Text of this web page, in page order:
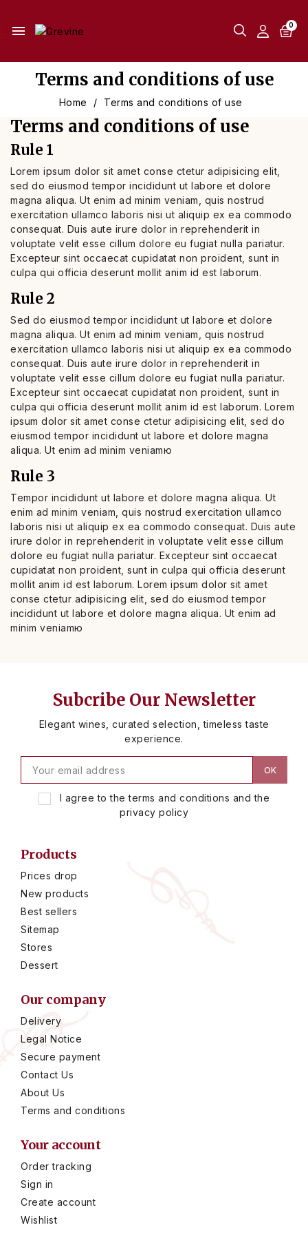
menu
Terms and conditions of use
Home Terms and conditions of use
Terms and conditions of use
Rule 1
Lorem ipsum dolor sit amet conse ctetur adipisicing elit,
sed do eiusmod tempor incididunt ut labore et dolore
magna aliqua. Ut enim ad minim veniam, quis nostrud
exercitation ullamco laboris nisi ut aliquip ex ea commodo
consequat. Duis aute irure dolor in reprehenderit in
voluptate velit esse cillum dolore eu fugiat nulla pariatur.
Excepteur sint occaecat cupidatat non proident, sunt in
culpa qui officia deserunt mollit anim id est laborum.
Rule 2
Sed do eiusmod tempor incididunt ut labore et dolore
magna aliqua. Ut enim ad minim veniam, quis nostrud
exercitation ullamco laboris nisi ut aliquip ex ea commodo
consequat. Duis aute irure dolor in reprehenderit in
voluptate velit esse cillum dolore eu fugiat nulla pariatur.
Excepteur sint occaecat cupidatat non proident, sunt in
culpa qui officia deserunt mollit anim id est laborum. Lorem
ipsum dolor sit amet conse ctetur adipisicing elit, sed do
eiusmod tempor incididunt ut labore et dolore magna
aliqua. Ut enim ad minim veniamю
Rule 3
Tempor incididunt ut labore et dolore magna aliqua. Ut
enim ad minim veniam, quis nostrud exercitation ullamco
laboris nisi ut aliquip ex ea commodo consequat. Duis aute
irure dolor in reprehenderit in voluptate velit esse cillum
dolore eu fugiat nulla pariatur. Excepteur sint occaecat
cupidatat non proident, sunt in culpa qui officia deserunt
mollit anim id est laborum. Lorem ipsum dolor sit amet
conse ctetur adipisicing elit, sed do eiusmod tempor
incididunt ut labore et dolore magna aliqua. Ut enim ad
minim veniamю
Subcribe Our Newsletter
Elegant wines, curated selection, timeless taste
experience.
I agree to the terms and conditions and the
privacy policy
Products
Prices drop
New products
Best sellers
Sitemap
Stores
Dessert
Our company
Delivery
Legal Notice
Secure payment
Contact Us
About Us
Terms and conditions
Your account
Order tracking
Sign in
Create account
Wishlist